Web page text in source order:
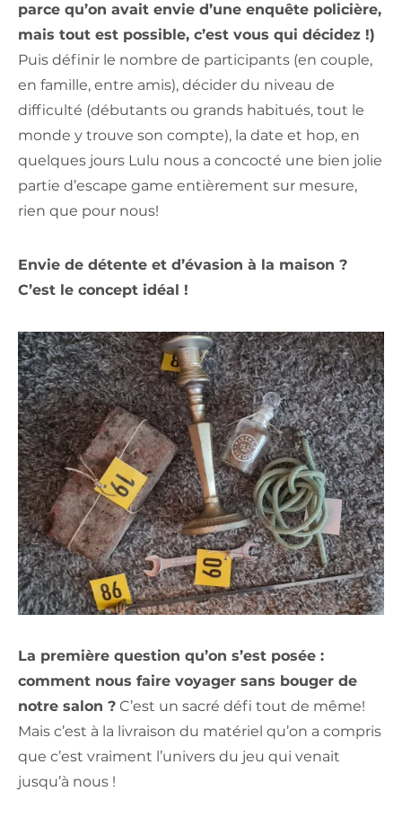
parce qu’on avait envie d’une enquête policière,
mais tout est possible, c’est vous qui décidez !)
Puis définir le nombre de participants (en couple,
en famille, entre amis), décider du niveau de
difficulté (débutants ou grands habitués, tout le
monde y trouve son compte), la date et hop, en
quelques jours Lulu nous a concocté une bien jolie
partie d’escape game entièrement sur mesure,
rien que pour nous!
Envie de détente et d’évasion à la maison ?
C’est le concept idéal !
La première question qu’on s’est posée :
comment nous faire voyager sans bouger de
notre salon ? C’est un sacré défi tout de même!
Mais c’est à la livraison du matériel qu’on a compris
que c’est vraiment l’univers du jeu qui venait
jusqu’à nous !